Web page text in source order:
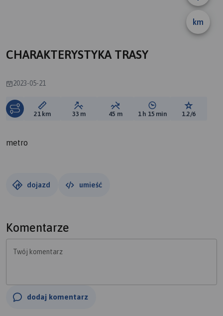
km
CHARAKTERYSTYKA TRASY
2023-05-21
Długość trasy:
21 km Suma przewyższeń:
33 m Suma spadków:
45 m Średni czas potrzebny
1 h 15 min Ocena
1.2/6
metro
dojazd umieść
Komentarze
Twój komentarz
dodaj komentarz